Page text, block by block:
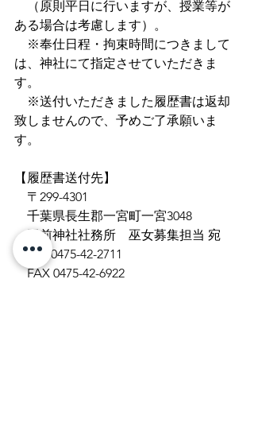
（原則平日に行いますが、授業等が
ある場合は考慮します）。
※奉仕日程・拘束時間につきまして
は、神社にて指定させていただきま
す。
※送付いただきました履歴書は返却
致しませんので、予めご了承願いま
す。
【履歴書送付先】
〒299-4301
千葉県長生郡一宮町一宮3048
玉前神社社務所　巫女募集担当 宛
TEL 0475-42-2711
FAX 0475-42-6922